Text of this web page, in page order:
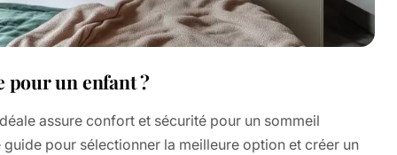
pour un enfant ?
assure confort et sécurité pour un sommeil
pour sélectionner la meilleure option et créer un